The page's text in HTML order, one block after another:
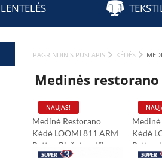
LENTELĖS
PAGRINDINIS PUSLAPIS KĖDĖS
Medinės restorano
Medinė Restorano
Kėdė LOOMI 811 ARM
Rattan Riešutmedžio
NAUJAS!
Kėdė
Rattan